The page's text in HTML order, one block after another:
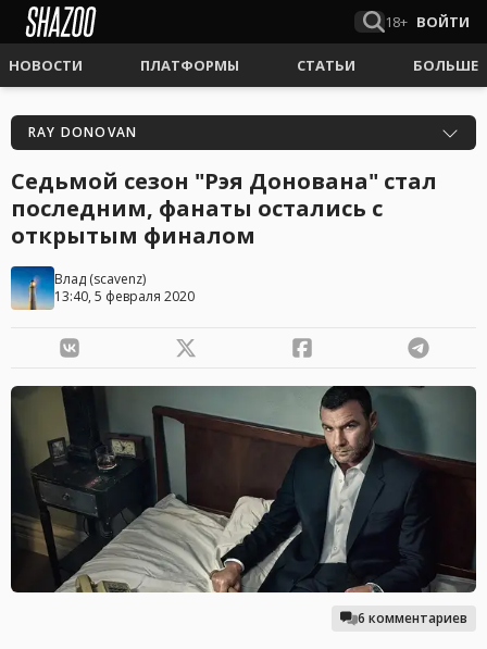
18+ ВОЙТИ
НОВОСТИ ПЛАТФОРМЫ СТАТЬИ БОЛЬШЕ
RAY DONOVAN
Седьмой сезон "Рэя Донована" стал
последним, фанаты остались с
открытым финалом
Влад (scavenz)
13:40, 5 февраля 2020
6 комментариев